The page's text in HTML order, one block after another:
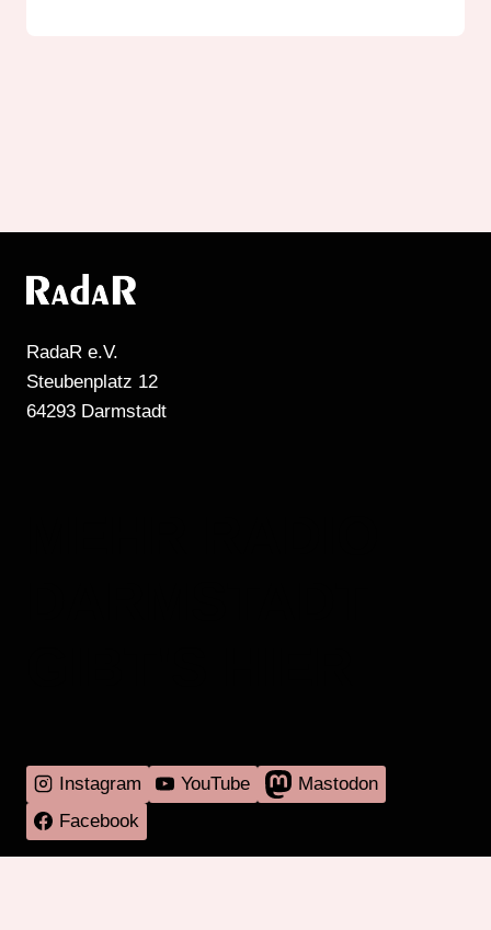
RadaR e.V.
Steubenplatz 12
64293 Darmstadt
Instagram YouTube
Mastodon
Facebook